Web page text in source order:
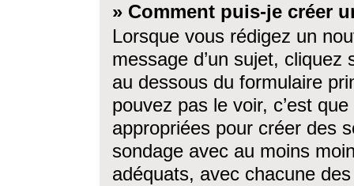
» Comment puis-je créer
Lorsque vous rédigez un
message d’un sujet, cliquez
au dessous du formulaire
pouvez pas le voir, c’est
appropriées pour créer des
sondage avec au moins
adéquats, avec chacune